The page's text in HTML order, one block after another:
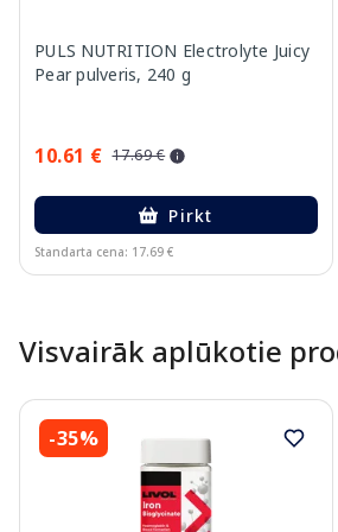
PULS NUTRITION Electrolyte Juicy
Pear pulveris, 240 g
10.61 € 17.69 €
Pirkt
Standarta cena: 17.69 €
Visvairāk aplūkotie
-35%